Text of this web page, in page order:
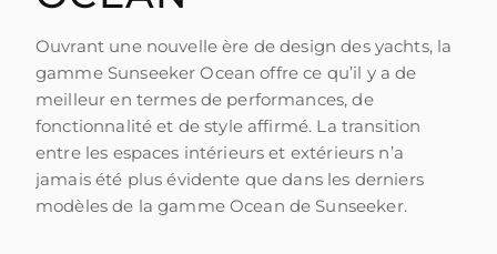
Ouvrant une nouvelle ère de design des yachts, la
gamme Sunseeker Ocean offre ce qu’il y a de
meilleur en termes de performances, de
fonctionnalité et de style affirmé. La transition
entre les espaces intérieurs et extérieurs n’a
jamais été plus évidente que dans les derniers
modèles de la gamme Ocean de Sunseeker.